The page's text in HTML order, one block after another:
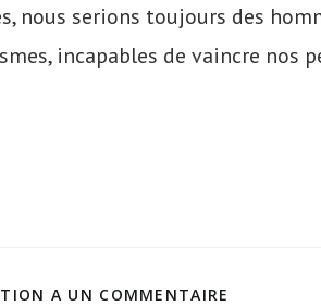
nous serions toujours des
incapables de vaincre nos
A UN COMMENTAIRE